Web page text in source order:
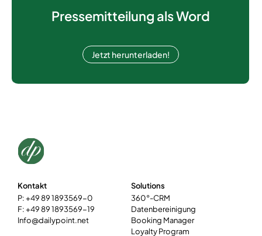
Pressemitteilung als Word
Jetzt herunterladen!
Kontakt
P: +49 89 1893569-0
F: +49 89 1893569-19
Info@dailypoint.net
Solutions
360°-CRM
Datenbereinigung
Booking Manager
Loyalty Program